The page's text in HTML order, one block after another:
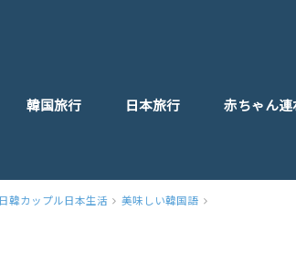
韓国旅行 日本旅行 赤ちゃん連
日韓カップル日本生活 美味しい韓国語